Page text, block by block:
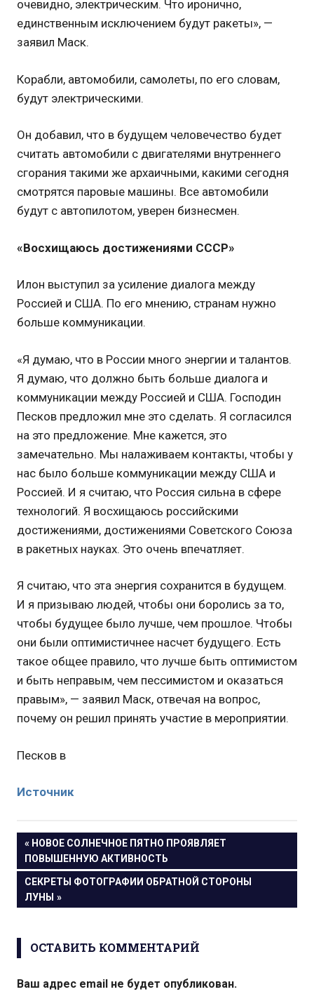
очевидно, электрическим. Что иронично,
единственным исключением будут ракеты», —
заявил Маск.
Корабли, автомобили, самолеты, по его словам,
будут электрическими.
Он добавил, что в будущем человечество будет
считать автомобили с двигателями внутреннего
сгорания такими же архаичными, какими сегодня
смотрятся паровые машины. Все автомобили
будут с автопилотом, уверен бизнесмен.
«Восхищаюсь достижениями СССР»
Илон выступил за усиление диалога между
Россией и США. По его мнению, странам нужно
больше коммуникации.
«Я думаю, что в России много энергии и талантов.
Я думаю, что должно быть больше диалога и
коммуникации между Россией и США. Господин
Песков предложил мне это сделать. Я согласился
на это предложение. Мне кажется, это
замечательно. Мы налаживаем контакты, чтобы у
нас было больше коммуникации между США и
Россией. И я считаю, что Россия сильна в сфере
технологий. Я восхищаюсь российскими
достижениями, достижениями Советского Союза
в ракетных науках. Это очень впечатляет.
Я считаю, что эта энергия сохранится в будущем.
И я призываю людей, чтобы они боролись за то,
чтобы будущее было лучше, чем прошлое. Чтобы
они были оптимистичнее насчет будущего. Есть
такое общее правило, что лучше быть оптимистом
и быть неправым, чем пессимистом и оказаться
правым», — заявил Маск, отвечая на вопрос,
почему он решил принять участие в мероприятии.
Песков в
Источник
Навигация
по
записям
ПРЕДЫДУЩАЯ
ЗАПИСЬ:
НОВОЕ СОЛНЕЧНОЕ ПЯТНО ПРОЯВЛЯЕТ
ПОВЫШЕННУЮ АКТИВНОСТЬ
СЛЕДУЮЩАЯ
ЗАПИСЬ:
СЕКРЕТЫ ФОТОГРАФИИ ОБРАТНОЙ СТОРОНЫ
ЛУНЫ
ОСТАВИТЬ КОММЕНТАРИЙ
Ваш адрес email не будет опубликован.